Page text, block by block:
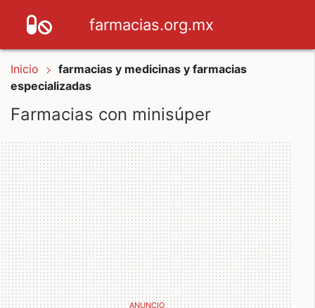
farmacias.org.mx
Inicio
farmacias y medicinas y farmacias
especializadas
Farmacias con minisúper